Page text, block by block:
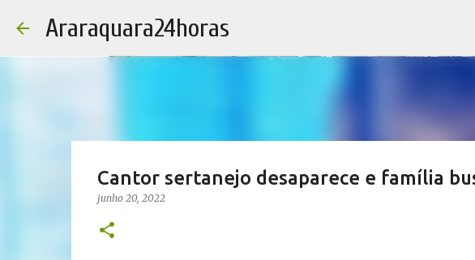
Araraquara24horas
Cantor sertanejo desaparece e família
junho 20, 2022